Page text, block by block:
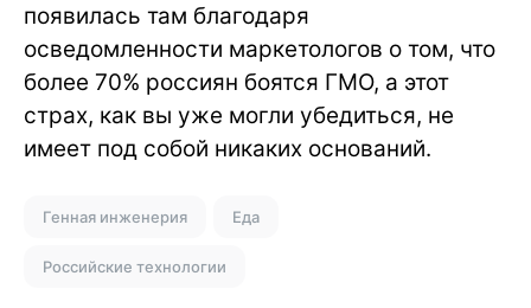
появилась там благодаря
осведомленности маркетологов о том, что
более 70% россиян боятся ГМО, а этот
страх, как вы уже могли убедиться, не
имеет под собой никаких оснований.
Генная инженерия Еда
Российские технологии